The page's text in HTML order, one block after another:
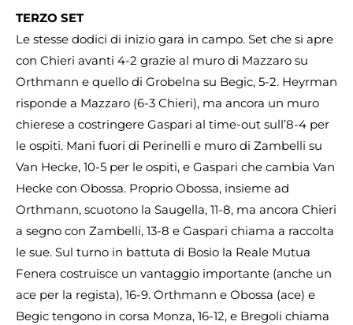
TERZO SET
Le stesse dodici di inizio gara in campo. Set che si apre
con Chieri avanti 4-2 grazie al muro di Mazzaro su
Orthmann e quello di Grobelna su Begic, 5-2. Heyrman
risponde a Mazzaro (6-3 Chieri), ma ancora un muro
chierese a costringere Gaspari al time-out sull’8-4 per
le ospiti. Mani fuori di Perinelli e muro di Zambelli su
Van Hecke, 10-5 per le ospiti, e Gaspari che cambia Van
Hecke con Obossa. Proprio Obossa, insieme ad
Orthmann, scuotono la Saugella, 11-8, ma ancora Chieri
a segno con Zambelli, 13-8 e Gaspari chiama a raccolta
le sue. Sul turno in battuta di Bosio la Reale Mutua
Fenera costruisce un vantaggio importante (anche un
ace per la regista), 16-9. Orthmann e Obossa (ace) e
Begic tengono in corsa Monza, 16-12, e Bregoli chiama